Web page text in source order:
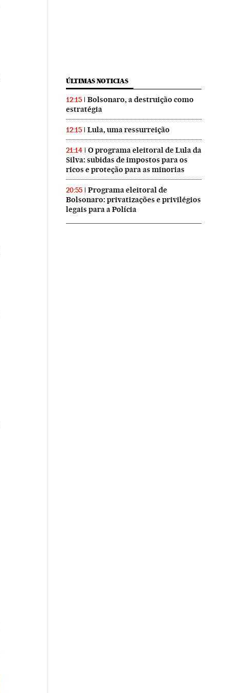
ÚLTIMAS NOTICIAS
12:15
Bolsonaro, a destruição como
estratégia
12:15 Lula, uma ressurreição
21:14
O programa eleitoral de Lula da
Silva: subidas de impostos para os
ricos e proteção para as minorias
20:55
Programa eleitoral de
Bolsonaro: privatizações e privilégios
legais para a Polícia